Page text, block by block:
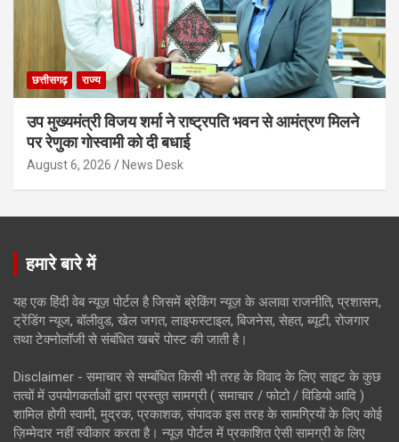
छत्तीसगढ़ राज्य
उप मुख्यमंत्री विजय शर्मा ने राष्ट्रपति भवन से आमंत्रण मिलने
पर रेणुका गोस्वामी को दी बधाई
August 6, 2026 News Desk
हमारे बारे में
यह एक हिंदी वेब न्यूज़ पोर्टल है जिसमें ब्रेकिंग न्यूज़ के अलावा राजनीति, प्रशासन,
ट्रेंडिंग न्यूज, बॉलीवुड, खेल जगत, लाइफस्टाइल, बिजनेस, सेहत, ब्यूटी, रोजगार
तथा टेक्नोलॉजी से संबंधित खबरें पोस्ट की जाती है।
Disclaimer - समाचार से सम्बंधित किसी भी तरह के विवाद के लिए साइट के कुछ
तत्वों में उपयोगकर्ताओं द्वारा प्रस्तुत सामग्री ( समाचार / फोटो / विडियो आदि )
शामिल होगी स्वामी, मुद्रक, प्रकाशक, संपादक इस तरह के सामग्रियों के लिए कोई
ज़िम्मेदार नहीं स्वीकार करता है। न्यूज़ पोर्टल में प्रकाशित ऐसी सामग्री के लिए